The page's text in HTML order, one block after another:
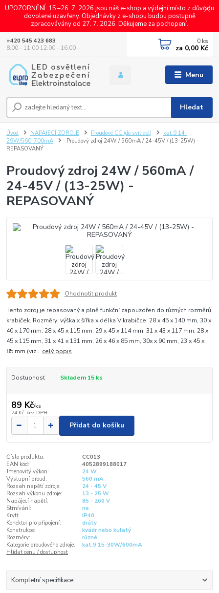
UPOZORNĚNÍ: 15.–26. 7. 2026 jsou náš e-shop a výdejní místo z důvodu
dovolené uzavřeny. Objednávky z e-shopu budou postupně
zpracovávány od 27. 7. 2026. Děkujeme za pochopení.
Menu
Hledat
+420 545 423 683
8:00 - 11:00 12:00 - 16:00
0 ks
za 0,00 Kč
Úvod NAPÁJECÍ ZDROJE Proudové CC (do svítidel)
kat.9 14-
29W/560-700mA
Proudový zdroj 24W / 560mA / 24-45V / (13-25W) -
REPASOVANÝ
Proudový zdroj 24W / 560mA /
24-45V / (13-25W) -
REPASOVANÝ
Ohodnotit produkt
Tento zdroj je repasovaný a plně funkční zapouzdřen do různých rozměrů
krabiček. Rozměry: výška x šířka x délka V krabičce: 28 x 45 x 140 mm, 30 x
40 x 170 mm, 28 x 45 x 115 mm, 29 x 45 x 114 mm, 31 x 43 x 117 mm, 28 x
45 x 115 mm, 31 x 41 x 131 mm, 26 x 46 x 85 mm, 30x x 90 mm, 23 x 45 x
85 mm (viz... celý popis
Dostupnost Skladem 15 ks
89 Kč/ks
74 Kč bez DPH
Přidat do košíku
Číslo produktu:
CC013
EAN kód:
4052899188017
Jmenovitý výkon:
24 W
Výstupní proud:
560 mA
Rozsah napětí zdroje:
24 - 45 V
Rozsah výkonu zdroje:
13 - 25 W
Napájecí napětí:
85 - 260 V
Stmívání:
ne
Krytí:
IP40
Konektor pro připojení:
dráty
Konstrukce:
kvádr nebo kulatý
Rozměry:
různé
Kategorie proudového zdroje:
kat.9 15-30W/600mA
Hlídat cenu / dostupnost
Kompletní specifikace